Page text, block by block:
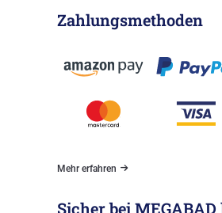
Zahlungsmethoden
Mehr erfahren
Sicher bei